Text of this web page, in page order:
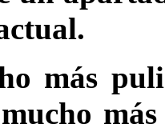
más